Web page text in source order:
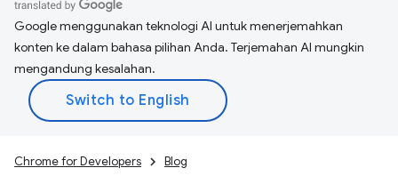
Google menggunakan teknologi AI untuk menerjemahkan
konten ke dalam bahasa pilihan Anda. Terjemahan AI mungkin
mengandung kesalahan.
Chrome for Developers Blog